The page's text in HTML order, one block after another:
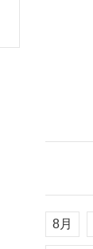
8月